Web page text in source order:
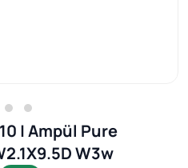
| Ampül Pure
W3w